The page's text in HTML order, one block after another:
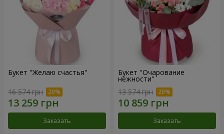
Букет "Желаю счастья"
16 574 грн
Заказать
Букет "Очарование
нежности"
13 574 грн
Заказать